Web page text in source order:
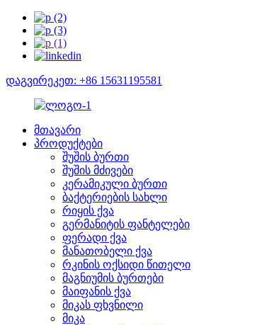
დაგვირეკეთ: +86 15631195581
მთავარი
პროდუქტები
შუშის ბურთი
შუშის მძივები
კერამიკული ბურთი
ბაქტერიების სახლი
რიყის ქვა
გერმანიტის ფანტელები
ფერადი ქვა
მანათობელი ქვა
რკინის ოქსიდი წითელი
მაგნიუმის ბურთები
მაიფანის ქვა
მიკას ფხვნილი
მიკა